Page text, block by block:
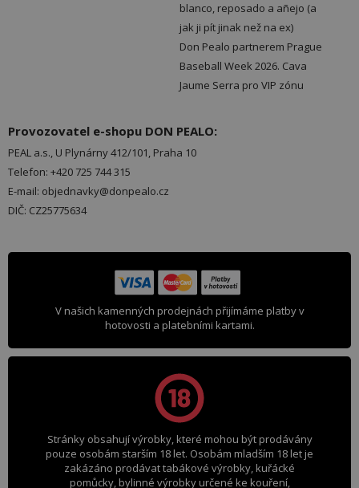
blanco, reposado a añejo (a
jak ji pít jinak než na ex)
Don Pealo partnerem Prague
Baseball Week 2026. Cava
Jaume Serra pro VIP zónu
Provozovatel e-shopu DON PEALO:
PEAL a.s., U Plynárny 412/101, Praha 10
Telefon: +420 725 744 315
E-mail: objednavky@donpealo.cz
DIČ: CZ25775634
V našich kamenných prodejnách přijímáme platby v
hotovosti a platebními kartami.
Stránky obsahují výrobky, které mohou být prodávány
pouze osobám starším 18 let. Osobám mladším 18 let je
zakázáno prodávat tabákové výrobky, kuřácké
pomůcky, bylinné výrobky určené ke kouření,